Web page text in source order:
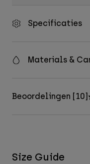
Specificaties
Materials &
Beoordelingen [10]
Size Guide